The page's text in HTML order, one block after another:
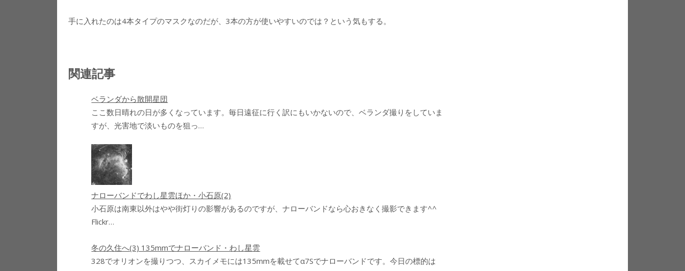
手に入れたのは4本タイプのマスクなのだが、3本の方が使いやすいのでは？という気もする。
関連記事
ベランダから散開星団
ここ数日晴れの日が多くなっています。毎日遠征に行く訳にもいかないので、ベランダ撮りをしていま
すが、光害地で淡いものを狙っ…
ナローバンドでわし星雲ほか・小石原(2)
小石原は南東以外はやや街灯りの影響があるのですが、ナローバンドなら心おきなく撮影できます^^
Flickr…
冬の久住へ(3) 135mmでナローバンド・わし星雲
328でオリオンを撮りつつ、スカイメモには135mmを載せてα7Sでナローバンドです。今日の標的は